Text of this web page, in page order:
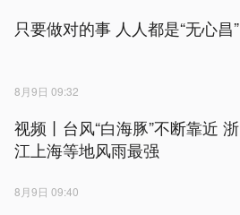
只要做对的事 人人都是“无心昌”
8月9日 09:32
视频丨台风“白海豚”不断靠近 浙
江上海等地风雨最强
8月9日 09:40